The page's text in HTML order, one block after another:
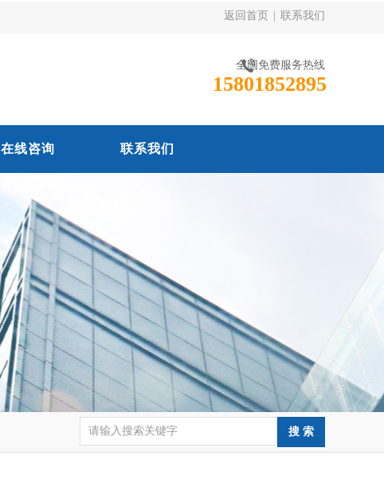
返回首页 联系我们
全国免费服务热线
15801852895
在线咨询 联系我们